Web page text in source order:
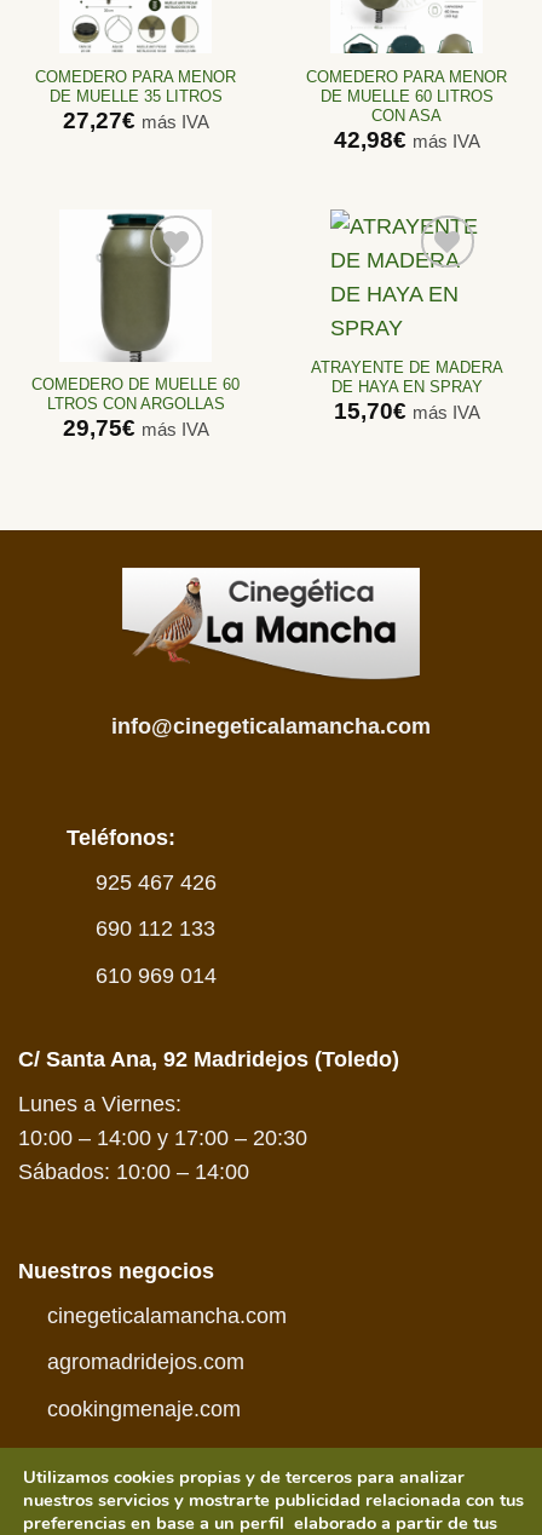
a la
lista de
COMEDERO PARA MENOR
DE MUELLE 35 LITROS
27,27€ más IVA
a la
lista de
COMEDERO PARA MENOR
DE MUELLE 60 LITROS
CON ASA
42,98€ más IVA
a la
lista de
COMEDERO DE MUELLE 60
LTROS CON ARGOLLAS
29,75€ más IVA
Añadir
deseos
ATRAYENTE DE MADERA
DE HAYA EN SPRAY
15,70€ más IVA
info@cinegeticalamancha.com
Teléfonos:
925 467 426
690 112 133
610 969 014
C/ Santa Ana, 92 Madridejos (Toledo)
Lunes a Viernes:
10:00 – 14:00 y 17:00 – 20:30
Sábados: 10:00 – 14:00
Nuestros negocios
cinegeticalamancha.com
agromadridejos.com
cookingmenaje.com
Utilizamos cookies propias y de terceros para analizar
nuestros servicios y mostrarte publicidad relacionada con tus
preferencias en base a un perfil elaborado a partir de tus